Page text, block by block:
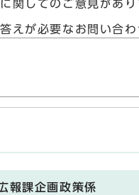
関してのご意見があ
答えが必要なお問い合
報課企画政策係